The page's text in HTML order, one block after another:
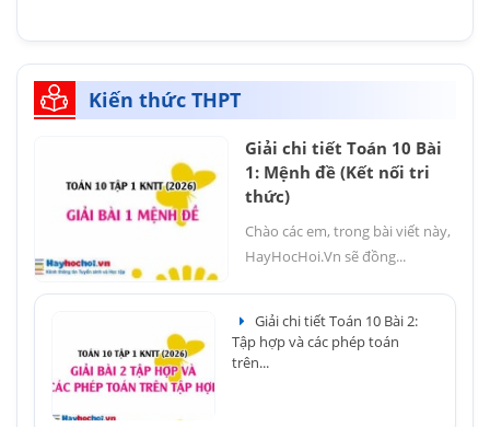
Kiến thức THPT
Giải chi tiết Toán 10 Bài
1: Mệnh đề (Kết nối tri
thức)
Chào các em, trong bài viết này,
HayHocHoi.Vn sẽ đồng...
Giải chi tiết Toán 10 Bài 2:
Tập hợp và các phép toán
trên...